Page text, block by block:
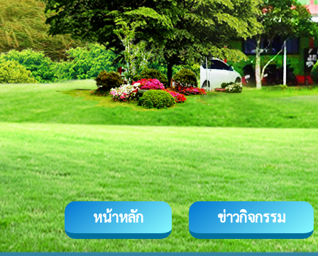
หน้าหลัก ข่าวกิจกรรม